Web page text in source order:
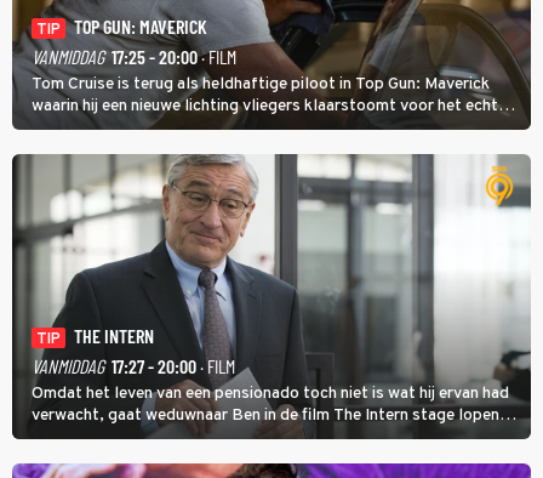
TIP
TOP GUN: MAVERICK
VANMIDDAG 17:25 - 20:00· FILM
Tom Cruise is terug als heldhaftige piloot in Top Gun: Maverick
waarin hij een nieuwe lichting vliegers klaarstoomt voor het echte
werk.
TIP
THE INTERN
VANMIDDAG 17:27 - 20:00· FILM
Omdat het leven van een pensionado toch niet is wat hij ervan had
verwacht, gaat weduwnaar Ben in de film The Intern stage lopen
bij de hippe webwinkel van Jules, wat een gouden zet blijkt te zijn.